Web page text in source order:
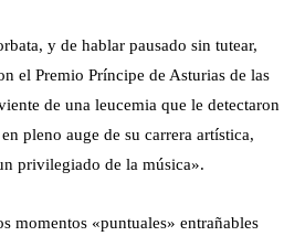
y de hablar pausado sin tutear,
el Premio Príncipe de Asturias de las
de una leucemia que le detectaron
pleno auge de su carrera artística,
privilegiado de la música».
momentos «puntuales» entrañables